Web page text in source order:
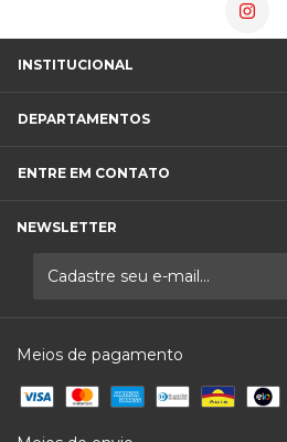
INSTITUCIONAL
DEPARTAMENTOS
ENTRE EM CONTATO
NEWSLETTER
Meios de pagamento